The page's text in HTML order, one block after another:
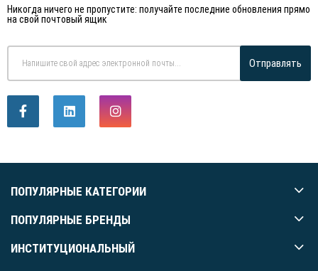
Никогда ничего не пропустите: получайте последние обновления прямо
на свой почтовый ящик
Отправлять
ПОПУЛЯРНЫЕ КАТЕГОРИИ
ПОПУЛЯРНЫЕ БРЕНДЫ
ИНСТИТУЦИОНАЛЬНЫЙ